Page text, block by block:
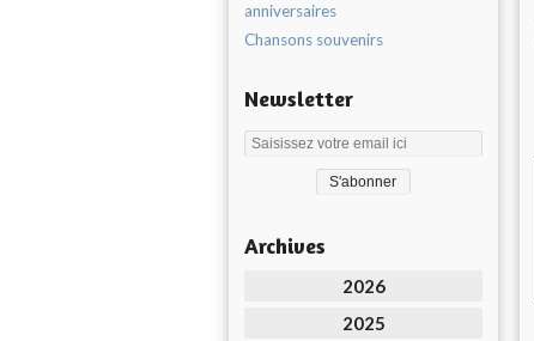
anniversaires
Chansons souvenirs
Newsletter
Archives
2026
2025